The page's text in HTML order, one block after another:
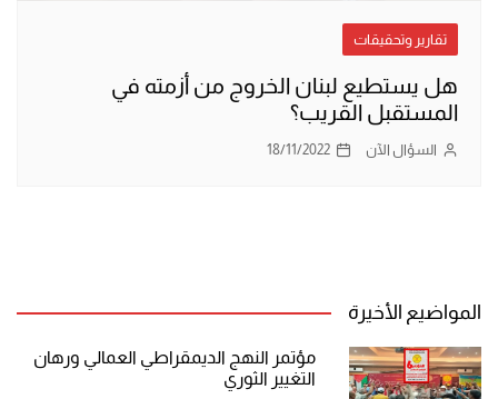
تقارير وتحقيقات
هل يستطيع لبنان الخروج من أزمته في
المستقبل القريب؟
السؤال الآن 18/11/2022
المواضيع الأخيرة
مؤتمر النهج الديمقراطي العمالي ورهان
التغيير الثوري